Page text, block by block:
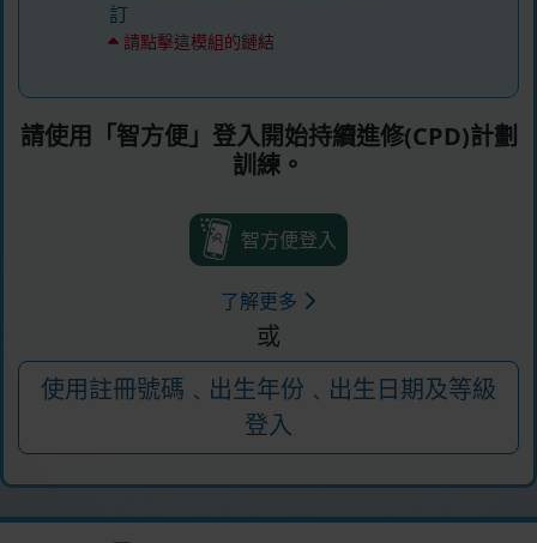
訂
請點擊這模組的鏈結
請使用「智方便」登入開始持續進修(CPD)計劃
訓練。
智方便登入
了解更多
或
使用註冊號碼﹑出生年份﹑出生日期及等級
登入